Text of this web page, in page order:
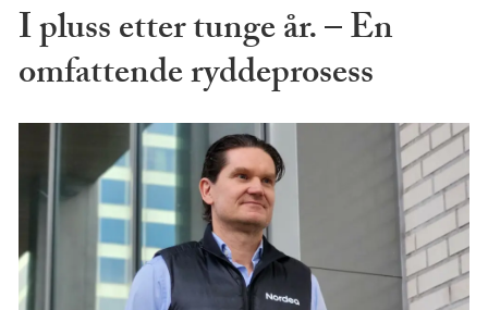
I pluss etter tunge år. – En
omfattende ryddeprosess